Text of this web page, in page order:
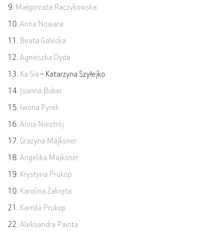
9. Małgorzata Raczykowska
10.Anna Nowara
11. Beata Galecka
12.Agnieszka Dyda
13. Ka Sia– Katarzyna Szyłejko
14. Joanna Bober
15. Iwona Pyrek
16.Anna Niestrój
17. Grazyna Majksner
18.Angelika Majksner
19. Krystyna Prukop
10. Karolina Zakręta
21. Kamila Prukop
22.Aleksandra Painta